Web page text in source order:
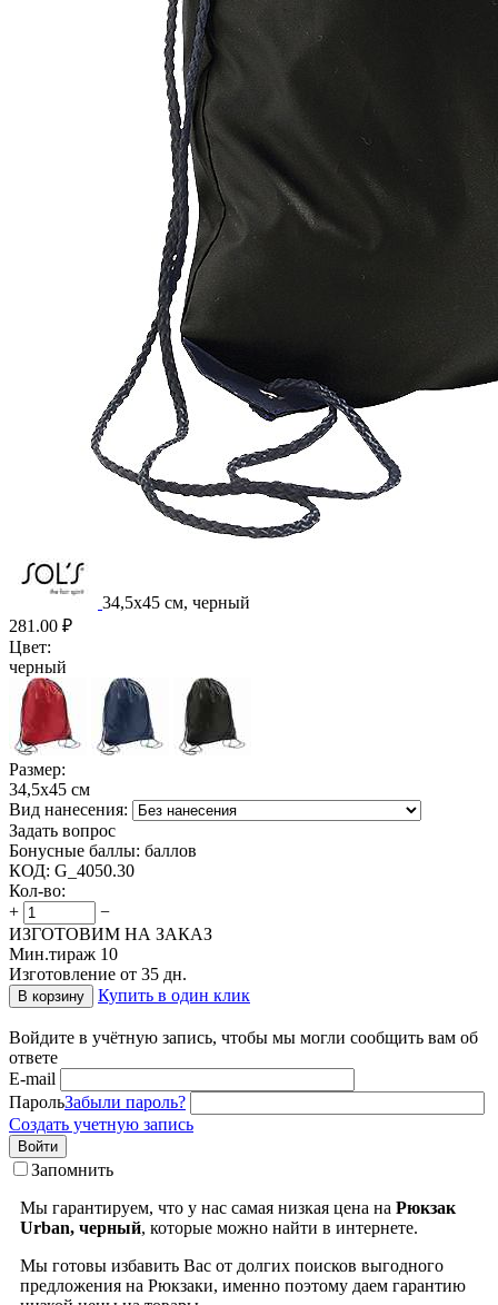
34,5x45 см, черный
281.00 ₽
Цвет:
черный
Размер:
34,5x45 см
Вид нанесения:
Задать вопрос
Бонусные баллы: баллов
КОД: G_4050.30
Кол-во:
+
−
ИЗГОТОВИМ НА ЗАКАЗ
Мин.тираж 10
Изготовление от 35 дн.
В корзину Купить в один клик
Войдите в учётную запись, чтобы мы могли сообщить вам об
ответе
E-mail
ПарольЗабыли пароль?
Создать учетную запись
Войти
Запомнить
Мы гарантируем, что у нас самая низкая цена на Рюкзак
Urban, черный, которые можно найти в интернете.
Мы готовы избавить Вас от долгих поисков выгодного
предложения на Рюкзаки, именно поэтому даем гарантию